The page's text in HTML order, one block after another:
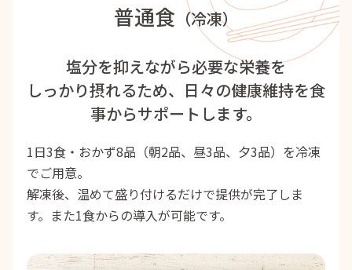
普通食 （冷凍）
塩分を抑えながら必要な栄養を
しっかり摂れるため、 日々の健康維持を食
事からサポートします。
1日3食・おかず8品（朝2品、昼3品、夕3品）を冷凍
でご用意。
解凍後、温めて盛り付けるだけで提供が完了しま
す。また1食からの導入が可能です。